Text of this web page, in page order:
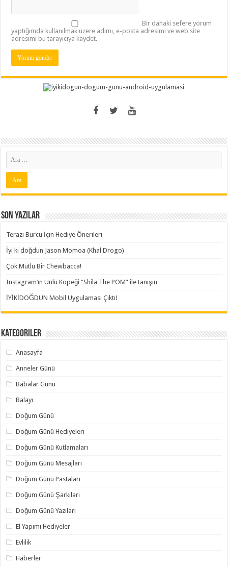
Bir dahaki sefere yorum
yaptığımda kullanılmak üzere adımı, e-posta adresimi ve web site
adresimi bu tarayıcıya kaydet.
Son Yazılar
Terazi Burcu İçin Hediye Önerileri
İyi ki doğdun Jason Momoa (Khal Drogo)
Çok Mutlu Bir Chewbacca!
Instagram’ın Ünlü Köpeği “Shila The POM” ile tanışın
İYİKİDOĞDUN Mobil Uygulaması Çıktı!
Kategoriler
Anasayfa
Anneler Günü
Babalar Günü
Balayı
Doğum Günü
Doğum Günü Hediyeleri
Doğum Günü Kutlamaları
Doğum Günü Mesajları
Doğum Günü Pastaları
Doğum Günü Şarkıları
Doğum Günü Yazıları
El Yapımı Hediyeler
Evlilik
Haberler